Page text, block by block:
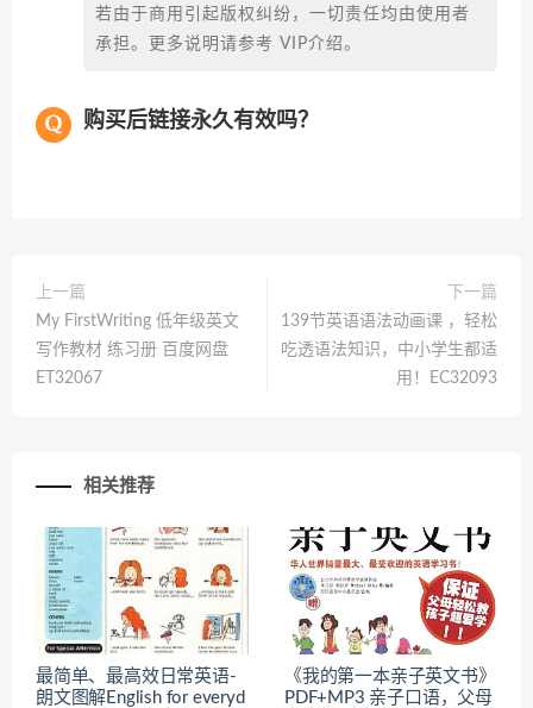
若由于商用引起版权纠纷，一切责任均由使用者
承担。更多说明请参考 VIP介绍。
购买后链接永久有效吗？
上一篇
My FirstWriting 低年级英文
写作教材 练习册 百度网盘
ET32067
下一篇
139节英语语法动画课 ，轻松
吃透语法知识，中小学生都适
用！EC32093
相关推荐
最简单、最高效日常英语-
朗文图解English for everyd
《我的第一本亲子英文书》
PDF+MP3 亲子口语，父母